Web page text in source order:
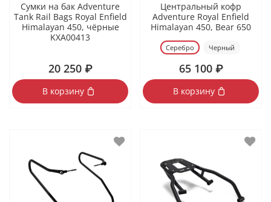
Сумки на бак Adventure
Tank Rail Bags Royal Enfield
Himalayan 450, чёрные
KXA00413
20 250 ₽
В корзину
Центральный кофр
Adventure Royal Enfield
Himalayan 450, Bear 650
Серебро Черный
65 100 ₽
В корзину